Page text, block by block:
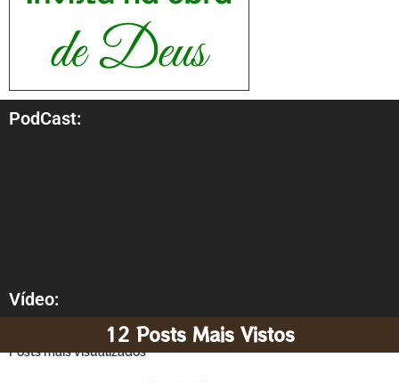
PodCast:
Vídeo:
12 Posts Mais Vistos
Posts mais visualizados